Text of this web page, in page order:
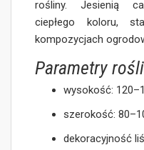
rośliny. Jesienią
ciepłego koloru,
kompozycjach
Parametry
wysokość:
szerokość:
dekoracyjność